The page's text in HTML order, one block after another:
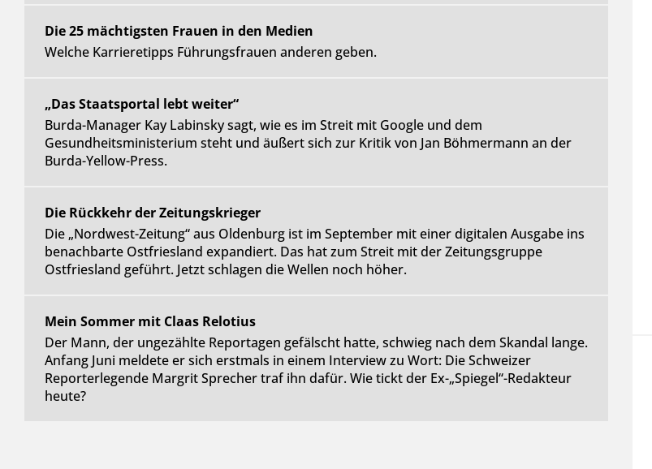
Die 25 mächtigsten Frauen in den Medien
Welche Karrieretipps Führungsfrauen anderen geben.
„Das Staatsportal lebt weiter“
Burda-Manager Kay Labinsky sagt, wie es im Streit mit Google und dem
Gesundheitsministerium steht und äußert sich zur Kritik von Jan Böhmermann an der
Burda-Yellow-Press.
Die Rückkehr der Zeitungskrieger
Die „Nordwest-Zeitung“ aus Oldenburg ist im September mit einer digitalen Ausgabe ins
benachbarte Ostfriesland expandiert. Das hat zum Streit mit der Zeitungsgruppe
Ostfriesland geführt. Jetzt schlagen die Wellen noch höher.
Mein Sommer mit Claas Relotius
Der Mann, der ungezählte Reportagen gefälscht hatte, schwieg nach dem Skandal lange.
Anfang Juni meldete er sich erstmals in einem Interview zu Wort: Die Schweizer
Reporterlegende Margrit Sprecher traf ihn dafür. Wie tickt der Ex-„Spiegel“-Redakteur
heute?